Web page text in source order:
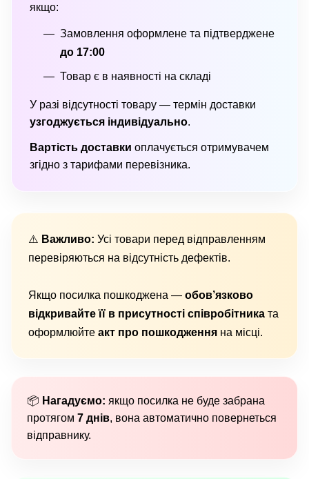
якщо:
Замовлення оформлене та підтверджене
до 17:00
Товар є в наявності на складі
У разі відсутності товару — термін доставки
узгоджується індивідуально.
Вартість доставки оплачується отримувачем
згідно з тарифами перевізника.
⚠️ Важливо: Усі товари перед відправленням
перевіряються на відсутність дефектів.
Якщо посилка пошкоджена — обов’язково
відкривайте її в присутності співробітника та
оформлюйте акт про пошкодження на місці.
📦 Нагадуємо: якщо посилка не буде забрана
протягом 7 днів, вона автоматично повернеться
відправнику.